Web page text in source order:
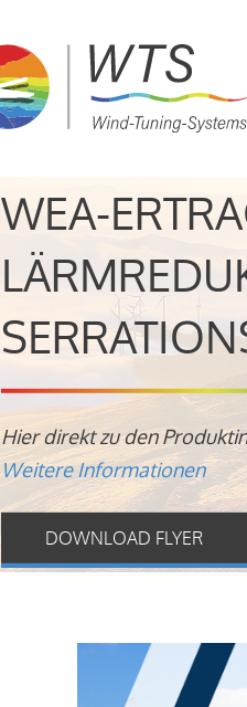
WEA-
Hier direkt zu den
Weitere Informationen
DOWNLOAD FLYER